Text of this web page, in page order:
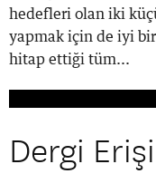
hedefleri olan iki
yapmak için de iyi
hitap ettiği tüm...
Dergi